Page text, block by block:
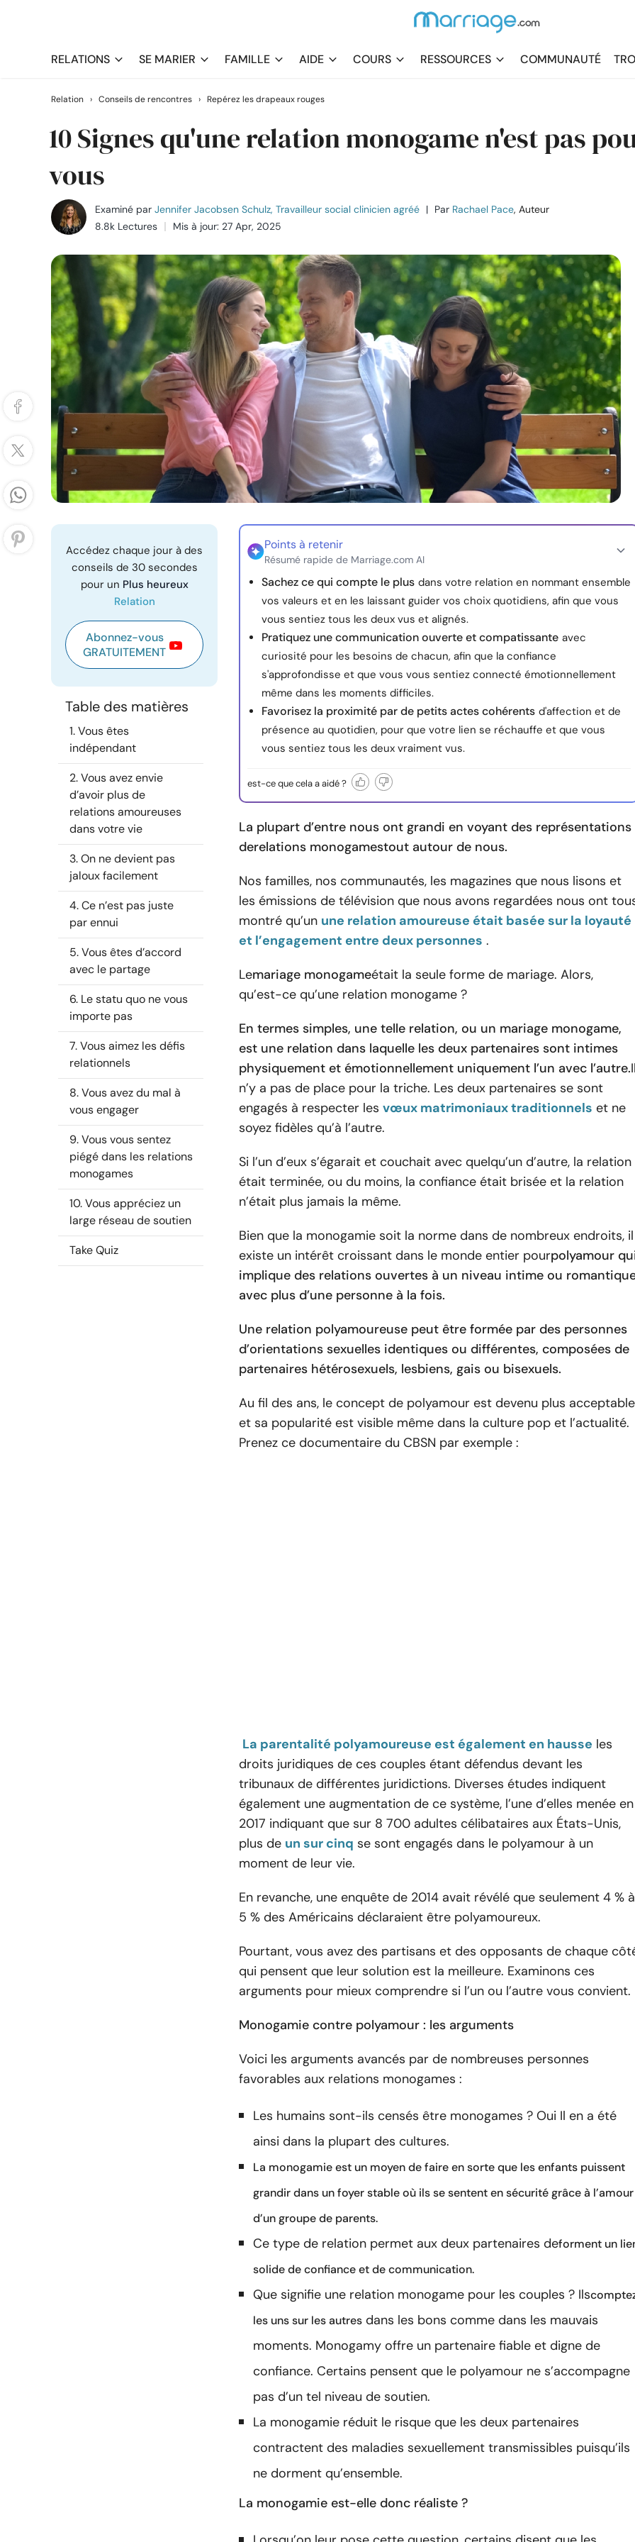
RELATIONS SE MARIER FAMILLE AIDE COURS RESSOURCES COMMUNAUTÉ
Relation › Conseils de rencontres › Repérez les drapeaux rouges
10 Signes qu'une relation monogame n'est pas
vous
Examiné par Jennifer Jacobsen Schulz, Travailleur social clinicien agréé | Par Rachael Pace, Auteur
8.8k Lectures
Mis à jour: 27 Apr, 2025
Accédez chaque jour à des
conseils de 30 secondes
pour un Plus heureux
Relation
Abonnez-vous
GRATUITEMENT
Table des matières
1. Vous êtes
indépendant
2. Vous avez envie
d’avoir plus de
relations amoureuses
dans votre vie
3. On ne devient pas
jaloux facilement
4. Ce n’est pas juste
par ennui
5. Vous êtes d’accord
avec le partage
6. Le statu quo ne vous
importe pas
7. Vous aimez les défis
relationnels
8. Vous avez du mal à
vous engager
9. Vous vous sentez
piégé dans les relations
monogames
10. Vous appréciez un
large réseau de soutien
Take Quiz
Points à retenir
Résumé rapide de Marriage.com AI
Sachez ce qui compte le plus dans votre relation en nommant ensemble
vos valeurs et en les laissant guider vos choix quotidiens, afin que vous
vous sentiez tous les deux vus et alignés.
Pratiquez une communication ouverte et compatissante avec
curiosité pour les besoins de chacun, afin que la confiance
s'approfondisse et que vous vous sentiez connecté émotionnellement
même dans les moments difficiles.
Favorisez la proximité par de petits actes cohérents d'affection et de
présence au quotidien, pour que votre lien se réchauffe et que vous
vous sentiez tous les deux vraiment vus.
est-ce que cela a aidé ?
La plupart d’entre nous ont grandi en voyant des représentations
derelations monogamestout autour de nous.
Nos familles, nos communautés, les magazines que nous lisons et
les émissions de télévision que nous avons regardées nous ont
montré qu’un une relation amoureuse était basée sur la loyauté
et l’engagement entre deux personnes .
Lemariage monogameétait la seule forme de mariage. Alors,
qu’est-ce qu’une relation monogame ?
En termes simples, une telle relation, ou un mariage monogame,
est une relation dans laquelle les deux partenaires sont intimes
physiquement et émotionnellement uniquement l’un avec l’autre.
n’y a pas de place pour la triche. Les deux partenaires se sont
engagés à respecter les vœux matrimoniaux traditionnels et ne
soyez fidèles qu’à l’autre.
Si l’un d’eux s’égarait et couchait avec quelqu’un d’autre, la relation
était terminée, ou du moins, la confiance était brisée et la relation
n’était plus jamais la même.
Bien que la monogamie soit la norme dans de nombreux endroits, il
existe un intérêt croissant dans le monde entier pourpolyamour
implique des relations ouvertes à un niveau intime ou
avec plus d’une personne à la fois.
Une relation polyamoureuse peut être formée par des personnes
d’orientations sexuelles identiques ou différentes, composées de
partenaires hétérosexuels, lesbiens, gais ou bisexuels.
Au fil des ans, le concept de polyamour est devenu plus acceptable
et sa popularité est visible même dans la culture pop et l’actualité.
Prenez ce documentaire du CBSN par exemple :
La parentalité polyamoureuse est également en hausse les
droits juridiques de ces couples étant défendus devant les
tribunaux de différentes juridictions. Diverses études indiquent
également une augmentation de ce système, l’une d’elles menée en
2017 indiquant que sur 8 700 adultes célibataires aux États-Unis,
plus de un sur cinq se sont engagés dans le polyamour à un
moment de leur vie.
En revanche, une enquête de 2014 avait révélé que seulement 4 % à
5 % des Américains déclaraient être polyamoureux.
Pourtant, vous avez des partisans et des opposants de chaque
qui pensent que leur solution est la meilleure. Examinons ces
arguments pour mieux comprendre si l’un ou l’autre vous convient.
Monogamie contre polyamour : les arguments
Voici les arguments avancés par de nombreuses personnes
favorables aux relations monogames :
Les humains sont-ils censés être monogames ? Oui Il en a été
ainsi dans la plupart des cultures.
La monogamie est un moyen de faire en sorte que les enfants puissent
grandir dans un foyer stable où ils se sentent en sécurité grâce à l’amour
d’un groupe de parents.
Ce type de relation permet aux deux partenaires deforment un
solide de confiance et de communication.
Que signifie une relation monogame pour les couples ? Ils
les uns sur les autres dans les bons comme dans les mauvais
moments. Monogamy offre un partenaire fiable et digne de
confiance. Certains pensent que le polyamour ne s’accompagne
pas d’un tel niveau de soutien.
La monogamie réduit le risque que les deux partenaires
contractent des maladies sexuellement transmissibles puisqu’ils
ne dorment qu’ensemble.
La monogamie est-elle donc réaliste ?